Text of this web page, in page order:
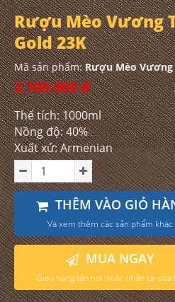
Rượu Mèo Vương
Gold 23K
Mã sản phẩm:Rượu Mèo Vương
2.100.000 đ
Thể tích: 1000ml
Nồng độ: 40%
Xuất xứ: Armenian
THÊM VÀO GIỎ
Và xem thêm các sản phẩm khác
MUA NGAY
Giao hàng tận nơi hoặc nhận tại cửa